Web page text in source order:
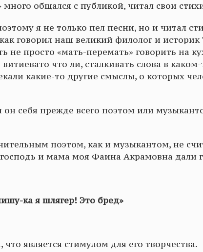
общался с публикой, читал свои
я не только пел песни, но и читал
говорил наш великий филолог и историк
не просто «мать-перемать» говорить на
что ли, сталкивать слова в
какие-то другие смыслы, о которых
он себя прежде всего поэтом или
поэтом, как и музыкантом, не
и мама моя Фаина Акрамовна дали
ка я шлягер! Это бред»
является стимулом для его творчества.